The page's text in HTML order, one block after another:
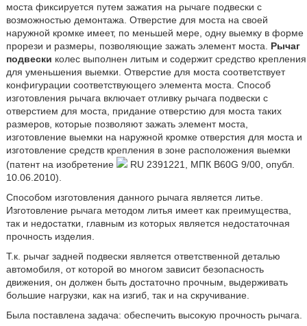
моста фиксируется путем зажатия на рычаге подвески с
возможностью демонтажа. Отверстие для моста на своей
наружной кромке имеет, по меньшей мере, одну выемку в форме
прорези и размеры, позволяющие зажать элемент моста. Рычаг
подвески колес выполнен литым и содержит средство крепления
для уменьшения выемки. Отверстие для моста соответствует
конфигурации соответствующего элемента моста. Способ
изготовления рычага включает отливку рычага подвески с
отверстием для моста, придание отверстию для моста таких
размеров, которые позволяют зажать элемент моста,
изготовление выемки на наружной кромке отверстия для моста и
изготовление средств крепления в зоне расположения выемки
(патент на изобретение
RU 2391221, МПК B60G 9/00, опубл.
10.06.2010).
Способом изготовления данного рычага является литье.
Изготовление рычага методом литья имеет как преимущества,
так и недостатки, главным из которых является недостаточная
прочность изделия.
Т.к. рычаг задней подвески является ответственной деталью
автомобиля, от которой во многом зависит безопасность
движения, он должен быть достаточно прочным, выдерживать
большие нагрузки, как на изгиб, так и на скручивание.
Была поставлена задача: обеспечить высокую прочность рычага.